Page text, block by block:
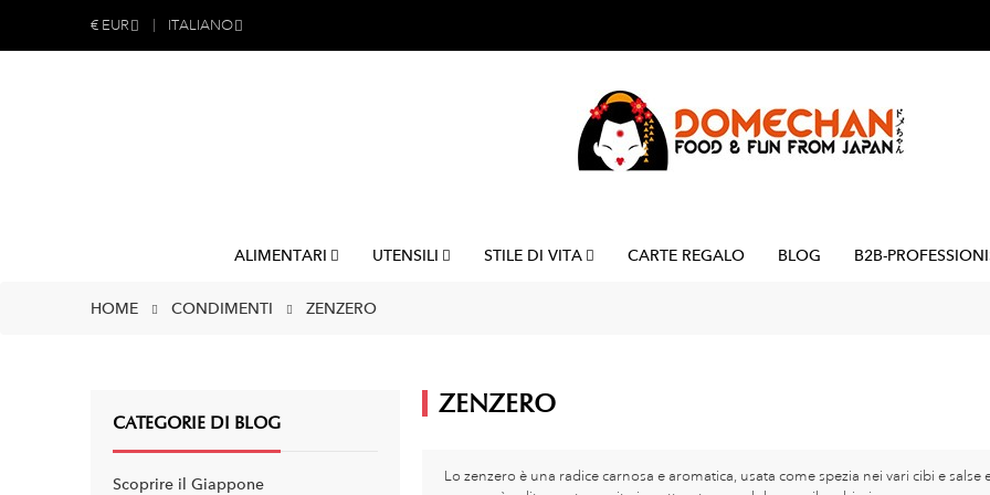
€ EUR ITALIANO
ALIMENTARI UTENSILI STILE DI VITA CARTE REGALO BLOG B2B-
HOME CONDIMENTI ZENZERO
CATEGORIE DI BLOG
Scoprire il Giappone
ZENZERO
Lo zenzero è una radice carnosa e aromatica, usata come spezia nei vari cibi e